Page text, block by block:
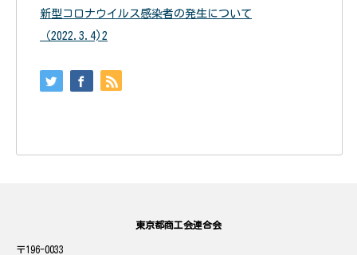
新型コロナウイルス感染者の発生について
（2022.3.4)2
東京都商工会連合会
196-0033